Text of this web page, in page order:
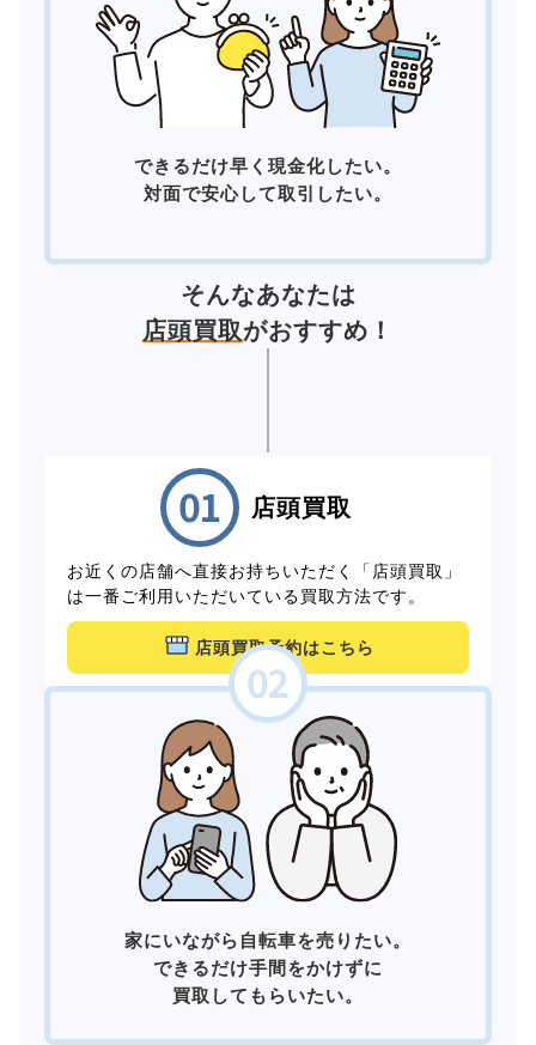
できるだけ早く現金化したい。
対面で安心して取引したい。
そんなあなたは
店頭買取がおすすめ！
店頭買取
お近くの店舗へ直接お持ちいただく「店頭買取」
は一番ご利用いただいている買取方法です。
店頭買取予約はこちら
家にいながら自転車を売りたい。
できるだけ手間をかけずに
買取してもらいたい。